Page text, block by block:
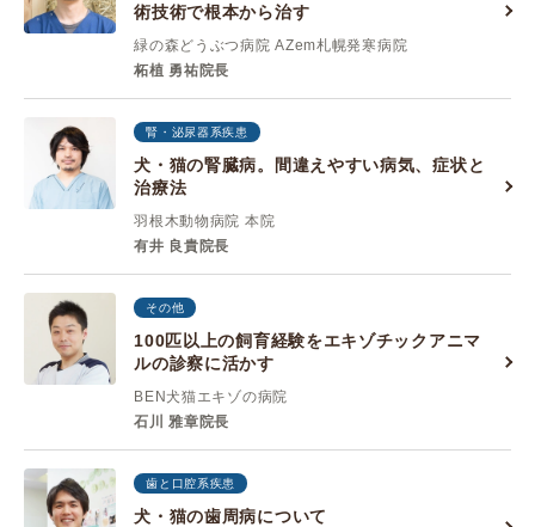
術技術で根本から治す
緑の森どうぶつ病院 AZem札幌発寒病院
柘植 勇祐院長
腎・泌尿器系疾患
犬・猫の腎臓病。間違えやすい病気、症状と
治療法
羽根木動物病院 本院
有井 良貴院長
その他
100匹以上の飼育経験をエキゾチックアニマ
ルの診察に活かす
BEN犬猫エキゾの病院
石川 雅章院長
歯と口腔系疾患
犬・猫の歯周病について